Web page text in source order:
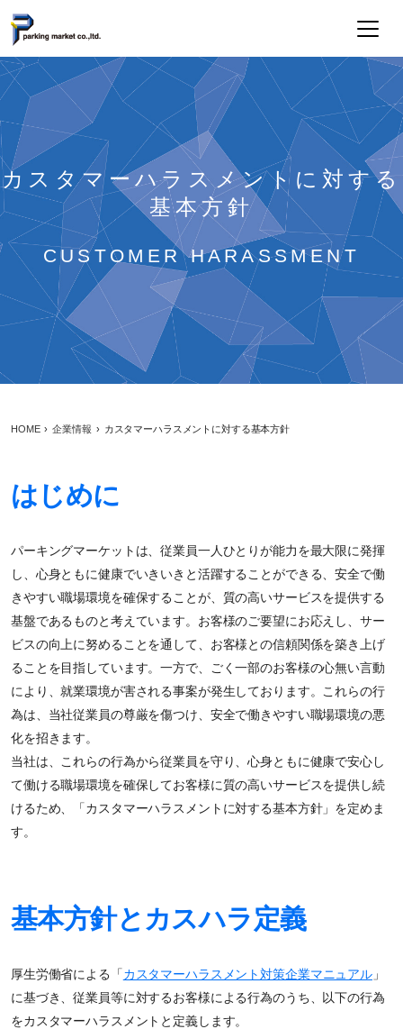
カスタマーハラスメントに対する
基本方針
CUSTOMER HARASSMENT
HOME 企業情報 カスタマーハラスメントに対する基本方針
はじめに
パーキングマーケットは、従業員一人ひとりが能力を最大限に発揮
し、心身ともに健康でいきいきと活躍することができる、安全で働
きやすい職場環境を確保することが、質の高いサービスを提供する
基盤であるものと考えています。お客様のご要望にお応えし、サー
ビスの向上に努めることを通して、お客様との信頼関係を築き上げ
ることを目指しています。一方で、ごく一部のお客様の心無い言動
により、就業環境が害される事案が発生しております。これらの行
為は、当社従業員の尊厳を傷つけ、安全で働きやすい職場環境の悪
化を招きます。
当社は、これらの行為から従業員を守り、心身ともに健康で安心し
て働ける職場環境を確保してお客様に質の高いサービスを提供し続
けるため、「カスタマーハラスメントに対する基本方針」を定めま
す。
基本方針とカスハラ定義
厚生労働省による「カスタマーハラスメント対策企業マニュアル」
に基づき、従業員等に対するお客様による行為のうち、以下の行為
をカスタマーハラスメントと定義します。